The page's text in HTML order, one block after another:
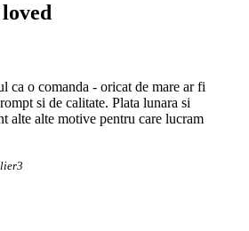
ca o comanda - oricat de mare ar fi
si de calitate. Plata lunara si
alte alte motive pentru care lucram